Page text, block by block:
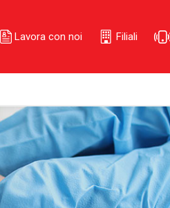
Lavora con noi Filiali